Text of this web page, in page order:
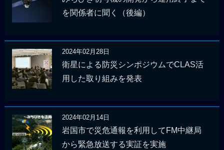
を関係者に聞く（後編）
2024年02月28日
衛星による防災シンポジウムでCLAS活
用した取り組みを発表
2024年02月14日
岩国市で災危通報を利用してFM中継局
から緊急放送する実証を実施